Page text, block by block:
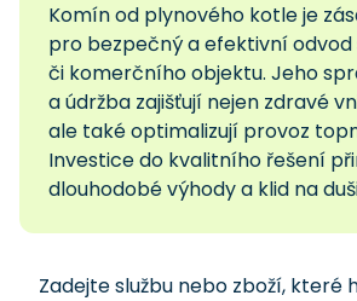
Komín od plynového kotle je
pro bezpečný a efektivní odvod
či komerčního objektu. Jeho
a údržba zajišťují nejen zdravé
ale také optimalizují provoz
Investice do kvalitního řešení
dlouhodobé výhody a klid na
Zadejte službu nebo zboží, které